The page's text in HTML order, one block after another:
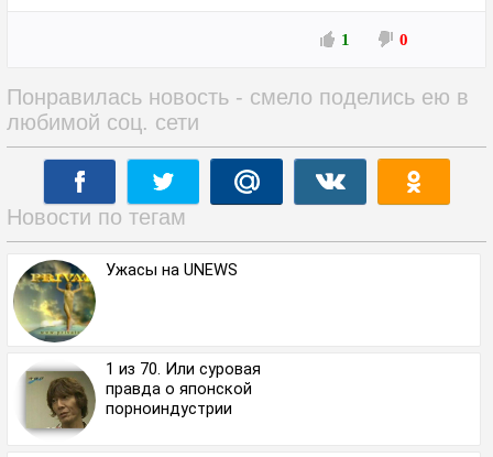
1 0
Понравилась новость - смело поделись ею в
любимой соц. сети
Новости по тегам
Ужасы на UNEWS
1 из 70. Или суровая
правда о японской
порноиндустрии